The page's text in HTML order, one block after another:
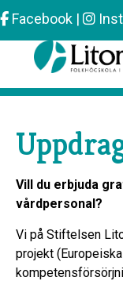
Facebook |
Vill du erbjuda
vårdpersonal?
Vi på Stiftelsen
projekt